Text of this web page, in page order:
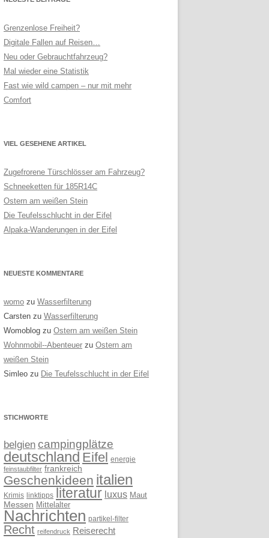
Grenzenlose Freiheit?
Digitale Fallen auf Reisen…
Neu oder Gebrauchtfahrzeug?
Mal wieder eine Statistik
Fast wie wild campen – nur mit mehr
Comfort
VIEL GESEHENE ARTIKEL
Zugefrorene Türschlösser am Fahrzeug?
Schneeketten für 185R14C
Ostern am weißen Stein
Die Teufelsschlucht in der Eifel
Alpaka-Wanderungen in der Eifel
NEUESTE KOMMENTARE
womo zu Wasserfilterung
Carsten zu Wasserfilterung
Womoblog zu Ostern am weißen Stein
Wohnmobil--Abenteuer zu Ostern am
weißen Stein
Simleo zu Die Teufelsschlucht in der Eifel
STICHWORTE
belgien campingplätze
deutschland Eifel
energie
feinstaubfilter frankreich
Geschenkideen italien
Krimis linktipps literatur luxus Maut
Messen Mittelalter
Nachrichten partikel-filter
Recht reifendruck Reiserecht